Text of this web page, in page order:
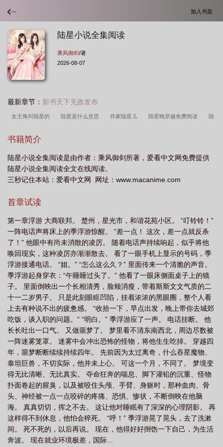
加入书架
陆星小说全集阅读
乘风御剑/著
2026-08-07
最新章节： 新书天下无敌发布
女主角叫陆星的 陆星是什么意思 作家陆星儿 陆星晚穿越免费阅读 陆
网 陆星原
宇 陆星月在线阅读 陆星星 陆星儿 陆星延简介 陆星材 陆星全文
免费阅读 陆星网 男主陆星材 陆星网登录
字 陆星全集阅读
书籍简介
陆星小说全集阅读是由作者：乘风御剑所著，爱看中文网免费提供
陆星小说全集阅读全文在线阅读。
三秒记住本站：爱看中文网 网址：www.macanime.com
首章试读
第一章浮游 大商联邦。 楚州，星光市，和谐花苑小区。 “叮铃铃！”
一阵电话声将床上的季浮游惊醒。 “差一点！ 这次，差一点就反杀
了！” 他眼中有尚未消散的凌厉。 随着电话声持续响起，似乎将他
唤回现实，这种凌厉亦渐渐散去。 看了一眼手机上显示的号码，季
浮游接通电话。 “姐。” “怎么这么久？” 里面传来一个清脆的声音。
季浮游起身穿衣：“午睡睡过头了。” 他看了一眼床侧面桌子上的镜
子。 里面倒映出一个长相清秀，脸颊消瘦，带着斯斯文文气质的二
十一二岁男子。 只是此刻眼眶凹陷，挂着浓浓的黑眼圈，整个人看
上去有种说不出的疲惫感。 “收拾一下，早点出发，晚上带你去城郊
吃饭，谈入职的问题。” “明白。” 季浮游应了一声。 电话挂断。 他
长长吐出一口气。 又做噩梦了。 梦里看不清东南西北，周边尽数被
一阵迷雾笼罩。 迷雾中会冲出恐怖的怪物，将他生生吃掉。 穿越四
年，噩梦断断续续持续四年。 先前因为太过离奇，什么吞星魔物、
泰坦巨兽，不切实际，他并未上心。 可这一个月，不同了。 梦境变
得无比清晰、无比真实。 夺命狂奔的喘息、脚下灌铅的沉重、怪物
扑面卷起的腥臭，以及被咬住头颅、手臂、身躯时，那种血肉、骨
头、神经被一点一点咬碎的疼痛、恐惧、惨状，不断倒映在他脑
海。 真真切切，挥之不去。 这让他对睡眠有了深深的心理阴影。 再
这样得不到休息，他怕会猝死。 “呼！” 季浮游晃了晃头，去了洗漱
间。 死不死的，以后再说。 现在，他得好好捯饬一下自己，为生活
奔波。 现在就业环境极差，国际...